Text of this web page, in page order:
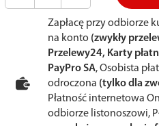
Zapłacę przy odbiorze
na konto (zwykły
Przelewy24, Karty
PayPro SA, Osobista
odroczona (tylko dla
Płatność internetowa
odbiorze listonoszowi,